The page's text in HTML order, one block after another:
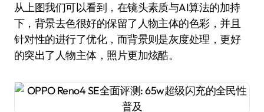
从上图我们可以看到，在镜头素质与AI算法的加持
下，背景去色很好的保留了人物主体的色彩，并且
针对性的进行了优化，而背景则是灰度处理，更好
的突出了人物主体，照片更加炫酷。